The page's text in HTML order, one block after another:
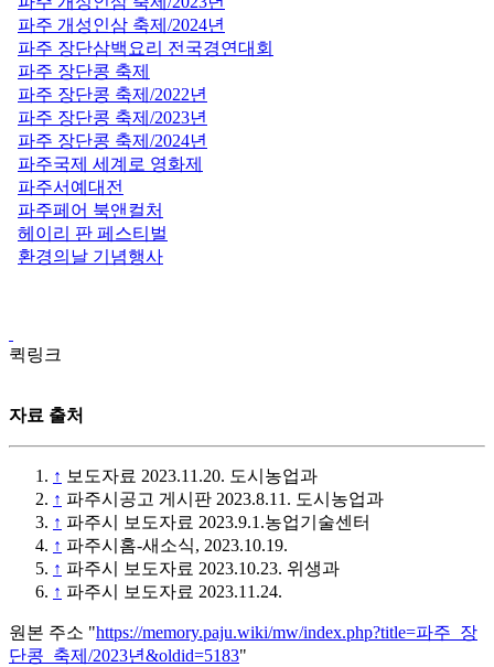
파주 개성인삼 축제/2024년
파주 장단삼백요리 전국경연대회
파주 장단콩 축제
파주 장단콩 축제/2022년
파주 장단콩 축제/2023년
파주 장단콩 축제/2024년
파주국제 세계로 영화제
파주서예대전
파주페어 북앤컬처
헤이리 판 페스티벌
환경의날 기념행사
퀵링크
자료 출처
↑ 보도자료 2023.11.20. 도시농업과
↑ 파주시공고 게시판 2023.8.11. 도시농업과
↑ 파주시 보도자료 2023.9.1.농업기술센터
↑ 파주시홈-새소식, 2023.10.19.
↑ 파주시 보도자료 2023.10.23. 위생과
↑ 파주시 보도자료 2023.11.24.
원본 주소 "https://memory.paju.wiki/mw/index.php?title=파주_장
단콩_축제/2023년&oldid=5183"